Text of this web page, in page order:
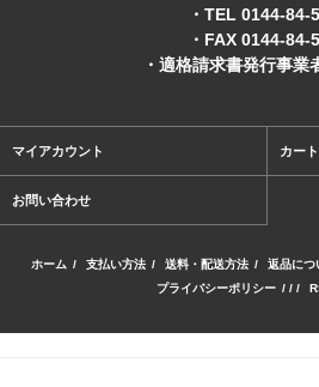
・TEL 0144-84-
・FAX 0144-84-
・適格請求書発行事業
マイアカウント カー
お問い合わせ
ホーム / 支払い方法 / 送料・配送方法 / 返品につ
プライバシーポリシー / / /